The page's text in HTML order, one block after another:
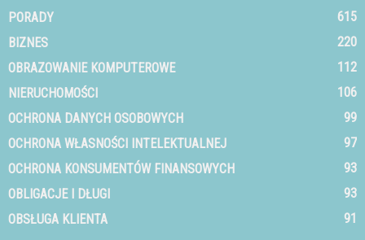
PORADY
615
BIZNES
220
OBRAZOWANIE KOMPUTEROWE
112
NIERUCHOMOŚCI
106
OCHRONA DANYCH OSOBOWYCH
99
OCHRONA WŁASNOŚCI INTELEKTUALNEJ
97
OCHRONA KONSUMENTÓW FINANSOWYCH
93
OBLIGACJE I DŁUGI
93
OBSŁUGA KLIENTA
91